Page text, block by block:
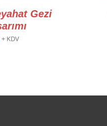
Gezi
+ KDV